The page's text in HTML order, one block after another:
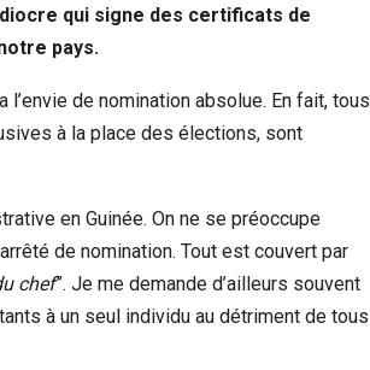
qui signe des certificats de
pays.
de nomination absolue. En fait, tous
à la place des élections, sont
en Guinée. On ne se préoccupe
de nomination. Tout est couvert par
chef”. Je me demande d’ailleurs souvent
à un seul individu au détriment de tous